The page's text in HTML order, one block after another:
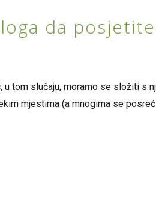
da posjetite
tom slučaju, moramo se složiti s
mjestima (a mnogima se